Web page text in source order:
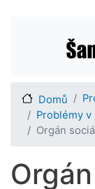
Main
Domů
Problémy
Orgán